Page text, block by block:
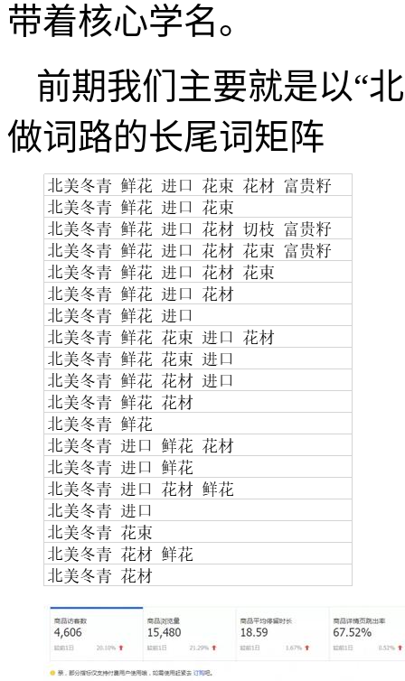
带着核心学名。
前期我们主要就是以“
做词路的长尾词矩阵